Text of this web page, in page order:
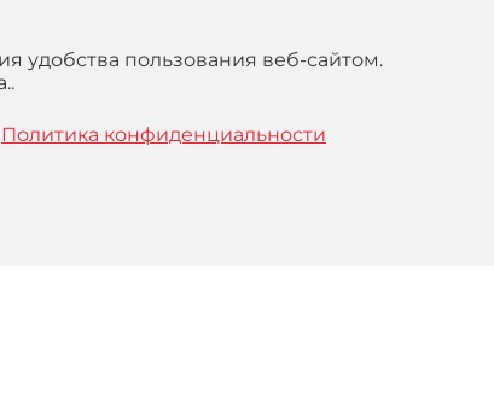
удобства пользования веб-сайтом.
Политика конфиденциальности